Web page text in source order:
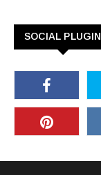
SOCIAL PLUGIN